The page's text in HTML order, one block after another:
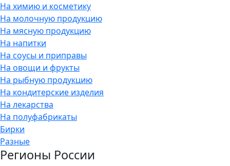
На химию и косметику
На молочную продукцию
На мясную продукцию
На напитки
На соусы и приправы
На овощи и фрукты
На рыбную продукцию
На кондитерские изделия
На лекарства
На полуфабрикаты
Бирки
Разные
Регионы России